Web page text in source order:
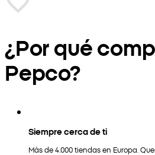
¿Por qué
Pepco?
Siempre cerca de ti
Más de 4.000 tiendas en Europa.